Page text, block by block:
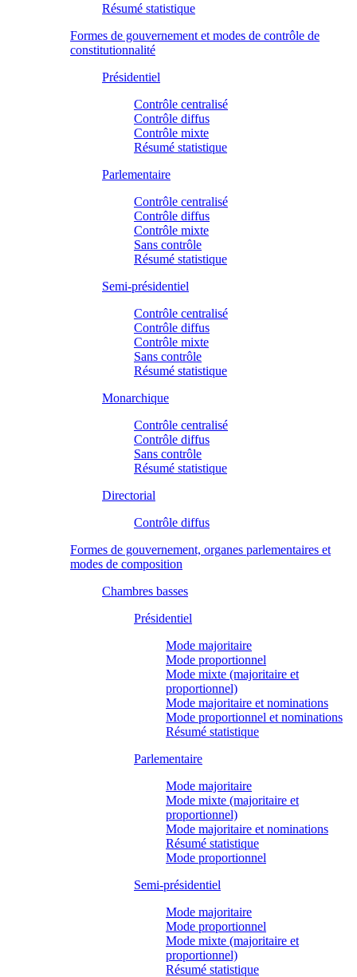
Résumé statistique
Formes de gouvernement et modes de contrôle de
constitutionnalité
Présidentiel
Contrôle centralisé
Contrôle diffus
Contrôle mixte
Résumé statistique
Parlementaire
Contrôle centralisé
Contrôle diffus
Contrôle mixte
Sans contrôle
Résumé statistique
Semi-présidentiel
Contrôle centralisé
Contrôle diffus
Contrôle mixte
Sans contrôle
Résumé statistique
Monarchique
Contrôle centralisé
Contrôle diffus
Sans contrôle
Résumé statistique
Directorial
Contrôle diffus
Formes de gouvernement, organes parlementaires et
modes de composition
Chambres basses
Présidentiel
Mode majoritaire
Mode proportionnel
Mode mixte (majoritaire et
proportionnel)
Mode majoritaire et nominations
Mode proportionnel et nominations
Résumé statistique
Parlementaire
Mode majoritaire
Mode mixte (majoritaire et
proportionnel)
Mode majoritaire et nominations
Résumé statistique
Mode proportionnel
Semi-présidentiel
Mode majoritaire
Mode proportionnel
Mode mixte (majoritaire et
proportionnel)
Résumé statistique